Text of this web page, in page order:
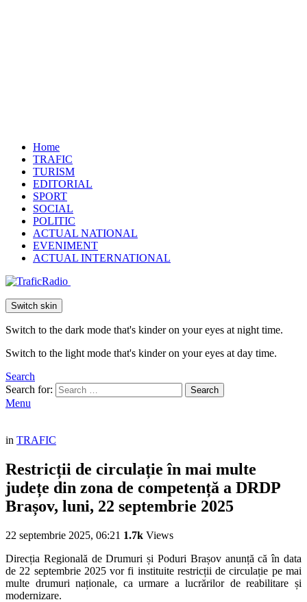
Home
TRAFIC
TURISM
EDITORIAL
SPORT
SOCIAL
POLITIC
ACTUAL NATIONAL
EVENIMENT
ACTUAL INTERNATIONAL
Switch skin
Switch to the dark mode that's kinder on your eyes at night time.
Switch to the light mode that's kinder on your eyes at day time.
Search
Search for:
Search
Menu
in TRAFIC
Restricții de circulație în mai multe
județe din zona de competență a DRDP
Brașov, luni, 22 septembrie 2025
22 septembrie 2025, 06:21 1.7k Views
Direcția Regională de Drumuri și Poduri Brașov anunță că în data
de 22 septembrie 2025 vor fi instituite restricții de circulație pe mai
multe drumuri naționale, ca urmare a lucrărilor de reabilitare și
modernizare.